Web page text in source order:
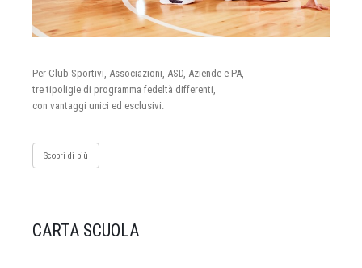
Per Club Sportivi, Associazioni, ASD, Aziende e PA,
tre tipoligie di programma fedeltà differenti,
con vantaggi unici ed esclusivi.
Scopri di più
CARTA SCUOLA